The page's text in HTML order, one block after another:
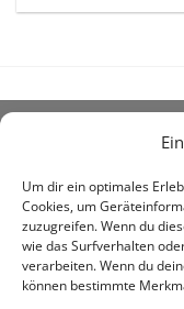
Um dir ein optimales
Cookies, um
zuzugreifen. Wenn du
wie das Surfverhalten
verarbeiten. Wenn du
können bestimmte